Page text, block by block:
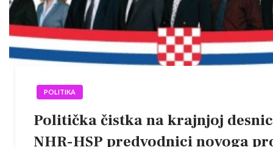
POLITIKA
Politička čistka na krajnjoj
NHR-HSP predvodnici novoga